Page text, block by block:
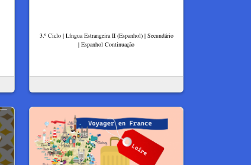
3.º Ciclo | Língua Estrangeira II (Espanhol) | Secundário
| Espanhol Continuação